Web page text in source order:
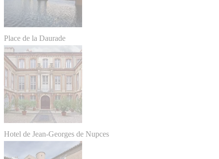
Place de la Daurade
Hotel de Jean-Georges de Nupces